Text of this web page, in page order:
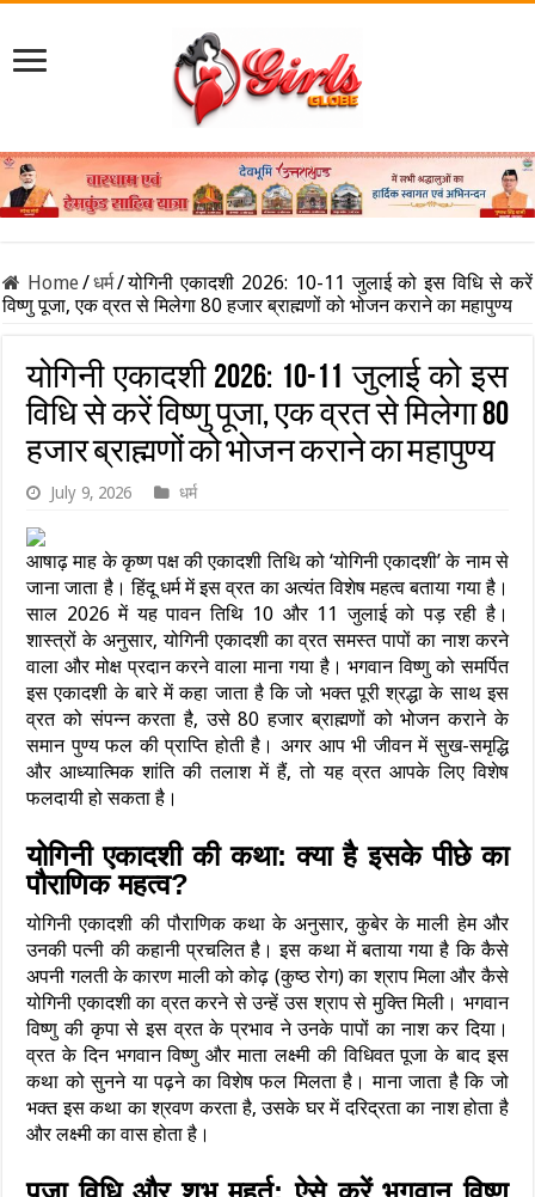
Home/धर्म/योगिनी एकादशी 2026: 10-11 जुलाई को इस विधि से करें
विष्णु पूजा, एक व्रत से मिलेगा 80 हजार ब्राह्मणों को भोजन कराने का महापुण्य
योगिनी एकादशी 2026: 10-11 जुलाई को इस
विधि से करें विष्णु पूजा, एक व्रत से मिलेगा 80
हजार ब्राह्मणों को भोजन कराने का महापुण्य
July 9, 2026 धर्म
आषाढ़ माह के कृष्ण पक्ष की एकादशी तिथि को ‘योगिनी एकादशी’ के नाम से
जाना जाता है। हिंदू धर्म में इस व्रत का अत्यंत विशेष महत्व बताया गया है।
साल 2026 में यह पावन तिथि 10 और 11 जुलाई को पड़ रही है।
शास्त्रों के अनुसार, योगिनी एकादशी का व्रत समस्त पापों का नाश करने
वाला और मोक्ष प्रदान करने वाला माना गया है। भगवान विष्णु को समर्पित
इस एकादशी के बारे में कहा जाता है कि जो भक्त पूरी श्रद्धा के साथ इस
व्रत को संपन्न करता है, उसे 80 हजार ब्राह्मणों को भोजन कराने के
समान पुण्य फल की प्राप्ति होती है। अगर आप भी जीवन में सुख-समृद्धि
और आध्यात्मिक शांति की तलाश में हैं, तो यह व्रत आपके लिए विशेष
फलदायी हो सकता है।
योगिनी एकादशी की कथा: क्या है इसके पीछे का
पौराणिक महत्व?
योगिनी एकादशी की पौराणिक कथा के अनुसार, कुबेर के माली हेम और
उनकी पत्नी की कहानी प्रचलित है। इस कथा में बताया गया है कि कैसे
अपनी गलती के कारण माली को कोढ़ (कुष्ठ रोग) का श्राप मिला और कैसे
योगिनी एकादशी का व्रत करने से उन्हें उस श्राप से मुक्ति मिली। भगवान
विष्णु की कृपा से इस व्रत के प्रभाव ने उनके पापों का नाश कर दिया।
व्रत के दिन भगवान विष्णु और माता लक्ष्मी की विधिवत पूजा के बाद इस
कथा को सुनने या पढ़ने का विशेष फल मिलता है। माना जाता है कि जो
भक्त इस कथा का श्रवण करता है, उसके घर में दरिद्रता का नाश होता है
और लक्ष्मी का वास होता है।